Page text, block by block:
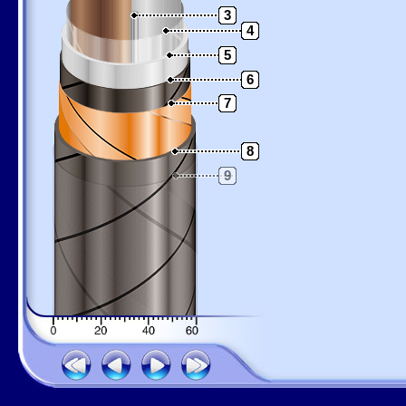
3
4
5
6
7
8
9